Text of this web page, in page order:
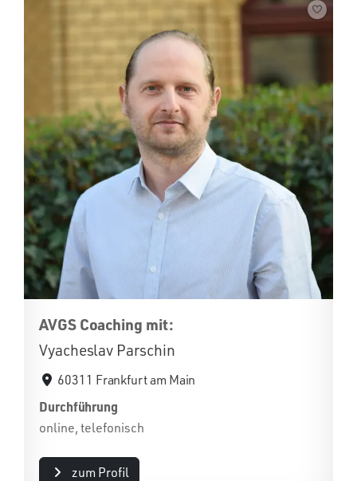
AVGS Coaching mit:
Vyacheslav Parschin
60311 Frankfurt am Main
Durchführung
online, telefonisch
zum Profil